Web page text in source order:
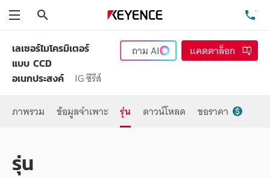
เลเซอร์ไมโครมิเตอร์
แบบ CCD
อเนกประสงค์
IG ซีรีส์
ถามAI แคตตาล็อก
ภาพรวม ข้อมูลจำเพาะ รุ่น ดาวน์โหลด ขอราคา
รุ่น